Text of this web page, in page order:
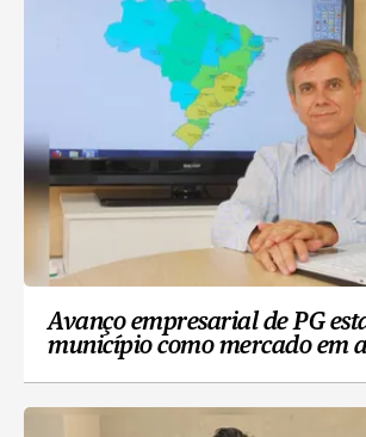
Avanço empresarial de PG
município como mercado em